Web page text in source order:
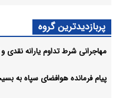
پربازدیدترین گروه
مهاجرانی شرط تداوم یارانه نقدی
پیام فرمانده هوافضای سپاه به